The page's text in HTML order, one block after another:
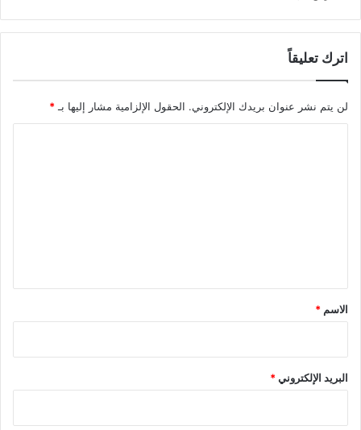
اترك تعليقاً
لن يتم نشر عنوان بريدك الإلكتروني. الحقول الإلزامية مشار إليها بـ*
*
الاسم *
البريد الإلكتروني*